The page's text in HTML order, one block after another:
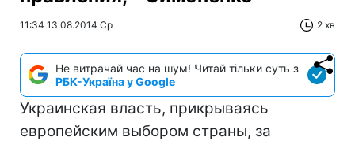
11:34 13.08.2014 Ср 2 хв
Не витрачай час на шум! Читай тільки суть з
РБК-Україна у Google
Украинская власть, прикрываясь
европейским выбором страны, за